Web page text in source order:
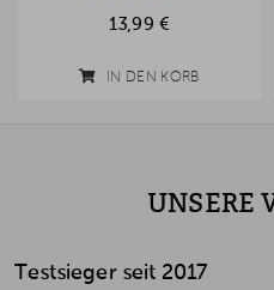
13,99 €
IN DEN KORB
UNSERE
Testsieger seit 2017